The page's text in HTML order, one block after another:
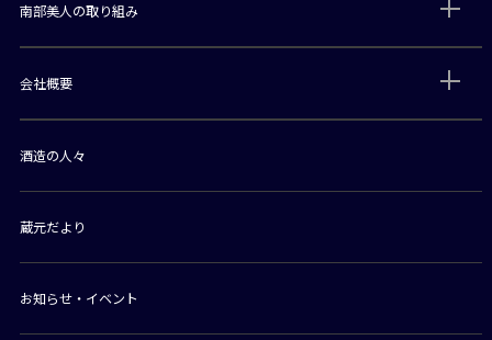
南部美人の取り組み
会社概要
酒造の人々
蔵元だより
お知らせ・イベント